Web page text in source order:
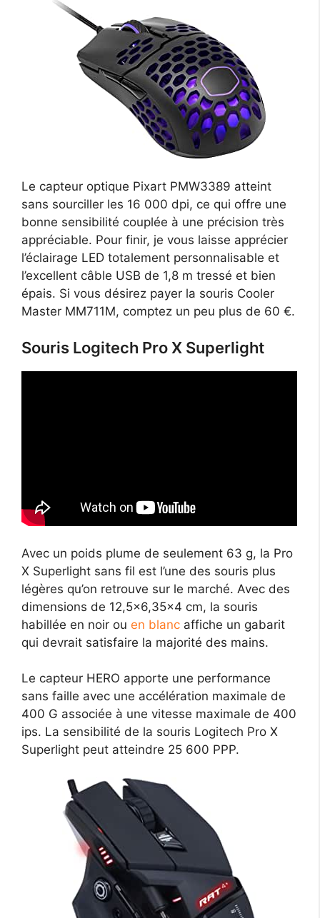
Le capteur optique Pixart PMW3389 atteint
sans sourciller les 16 000 dpi, ce qui offre une
bonne sensibilité couplée à une précision très
appréciable. Pour finir, je vous laisse apprécier
l’éclairage LED totalement personnalisable et
l’excellent câble USB de 1,8 m tressé et bien
épais. Si vous désirez payer la souris Cooler
Master MM711M, comptez un peu plus de 60 €.
Souris Logitech Pro X Superlight
Avec un poids plume de seulement 63 g, la Pro
X Superlight sans fil est l’une des souris plus
légères qu’on retrouve sur le marché. Avec des
dimensions de 12,5×6,35×4 cm, la souris
habillée en noir ou en blanc affiche un gabarit
qui devrait satisfaire la majorité des mains.
Le capteur HERO apporte une performance
sans faille avec une accélération maximale de
400 G associée à une vitesse maximale de 400
ips. La sensibilité de la souris Logitech Pro X
Superlight peut atteindre 25 600 PPP.